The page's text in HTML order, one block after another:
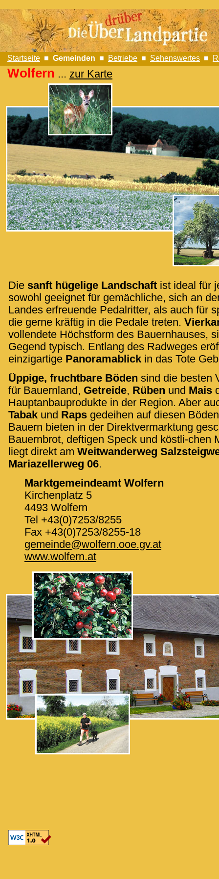
Startseite ■ Gemeinden ■ Betriebe ■ Sehenswertes ■
Wolfern ... zur Karte
Die sanft hügelige Landschaft ist ideal für
sowohl geeignet für gemächliche, sich an
Landes erfreuende Pedalritter, als auch für
die gerne kräftig in die Pedale treten.
vollendete Höchstform des Bauernhauses,
Gegend typisch. Entlang des Radweges
einzigartige Panoramablick in das Tote
Üppige, fruchtbare Böden sind die besten
für Bauernland, Getreide, Rüben und Mais
Hauptanbauprodukte in der Region. Aber
Tabak und Raps gedeihen auf diesen
Bauern bieten in der Direktvermarktung
Bauernbrot, deftigen Speck und köstli-chen
liegt direkt am Weitwanderweg
Mariazellerweg 06.
Marktgemeindeamt Wolfern
Kirchenplatz 5
4493 Wolfern
Tel +43(0)7253/8255
Fax +43(0)7253/8255-18
gemeinde@wolfern.ooe.gv.at
www.wolfern.at